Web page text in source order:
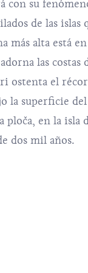
con su
de las
más alta está
las costas
ostenta el
la superficie
ploča, en la isla
dos mil años.